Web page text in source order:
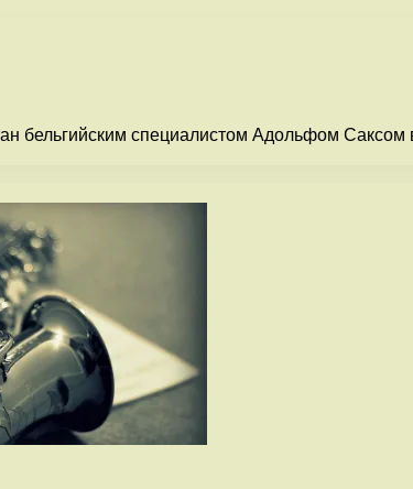
бельгийским специалистом Адольфом Саксом